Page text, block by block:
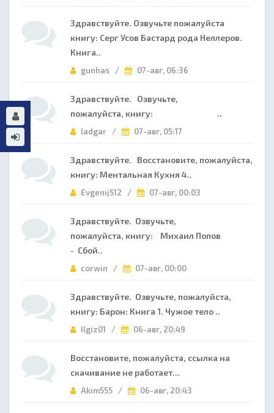
Здравствуйте. Озвучьте пожалуйста
книгу: Серг Усов Бастард рода Неллеров.
Книга..
gunhas / 07-авг, 06:36
Здравствуйте. Озвучьте,
пожалуйста, книгу: ..
ladgar / 07-авг, 05:17
Здравствуйте. Восстановите, пожалуйста,
книгу: Ментальная Кухня 4..
Evgenij512 / 07-авг, 00:03
Здравствуйте. Озвучьте,
пожалуйста, книгу: Михаил Попов
- Сбой..
corwin / 07-авг, 00:00
Здравствуйте. Озвучьте, пожалуйста,
книгу: Барон: Книга 1. Чужое тело ..
Ilgiz01 / 06-авг, 20:49
Восстановите, пожалуйста, ссылка на
скачивание не работает...
Akim555 / 06-авг, 20:43